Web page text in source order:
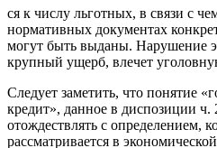
ся к числу льготных, в связи с
нормативных документах
могут быть выданы. Нарушение
крупный ущерб, влечет
Следует заметить, что понятие
кредит», данное в диспозиции
отождествлять с определением,
рассматривается в